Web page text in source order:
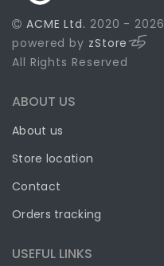
ACME Ltd. 2020 - 2026
powered by zStore
All Rights Reserved
ABOUT US
About us
Store location
Contact
Orders tracking
USEFUL LINKS